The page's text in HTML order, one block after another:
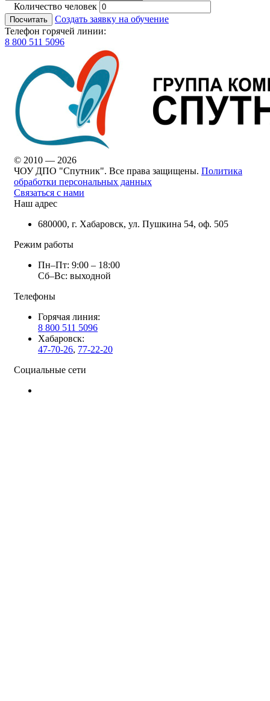
Количество человек
Посчитать
Создать заявку на обучение
Телефон горячей линии:
8 800 511 5096
© 2010 — 2026
ЧОУ ДПО "Спутник". Все права защищены. Политика
обработки персональных данных
Связаться с нами
Наш адрес
680000, г. Хабаровск, ул. Пушкина 54, оф. 505
Режим работы
Пн–Пт: 9:00 – 18:00
Сб–Вс: выходной
Телефоны
Горячая линия:
8 800 511 5096
Хабаровск:
47-70-26, 77-22-20
Социальные сети